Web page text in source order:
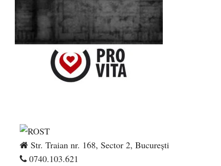
Str. Traian nr. 168, Sector 2, București
0740.103.621